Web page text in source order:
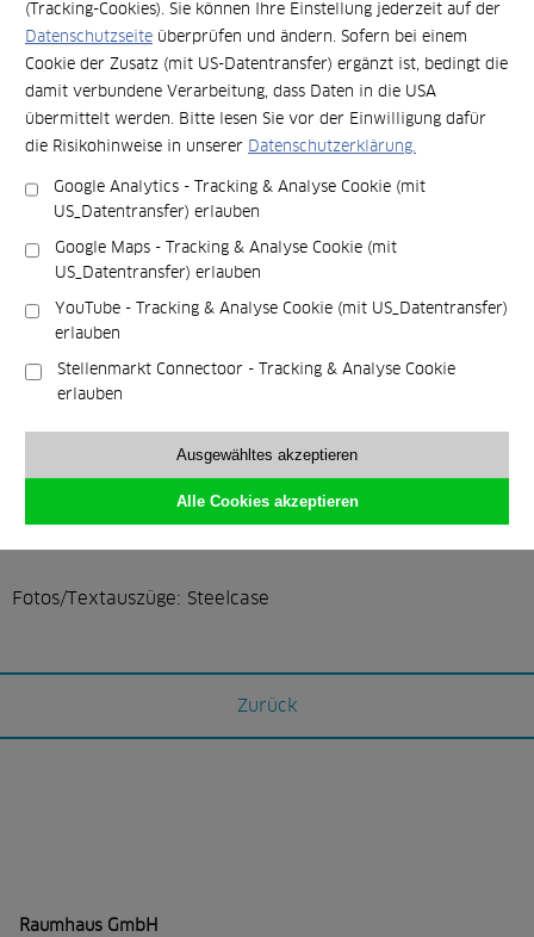
Anspruch an. Der Effekt: Die Müllmenge nehmen ab,
gleichzeitig werden fossile Ressourcen gespart, sowie
CO2-Emissionen vermeiden.
Anschauen, Platz nehmen,
Funktionen testen:Testen Sie
den Flex Perch in unserem
Showroom
Schreiben Sie uns eine E-Mail an
Beratungstermin. In unserem Showroom können Sie den
Stuhl auf Herz und Nieren testen.
Fotos/Textauszüge: Steelcase
Zurück
Raumhaus GmbH
(Tracking-Cookies). Sie können Ihre Einstellung jederzeit auf der
Datenschutzseite überprüfen und ändern. Sofern bei einem
Cookie der Zusatz (mit US-Datentransfer) ergänzt ist, bedingt die
damit verbundene Verarbeitung, dass Daten in die USA
übermittelt werden. Bitte lesen Sie vor der Einwilligung dafür
die Risikohinweise in unserer Datenschutzerklärung.
Google Analytics - Tracking & Analyse Cookie (mit
US_Datentransfer) erlauben
Google Maps - Tracking & Analyse Cookie (mit
US_Datentransfer) erlauben
YouTube - Tracking & Analyse Cookie (mit US_Datentransfer)
erlauben
Stellenmarkt Connectoor - Tracking & Analyse Cookie
erlauben
Ausgewähltes akzeptieren
Alle Cookies akzeptieren